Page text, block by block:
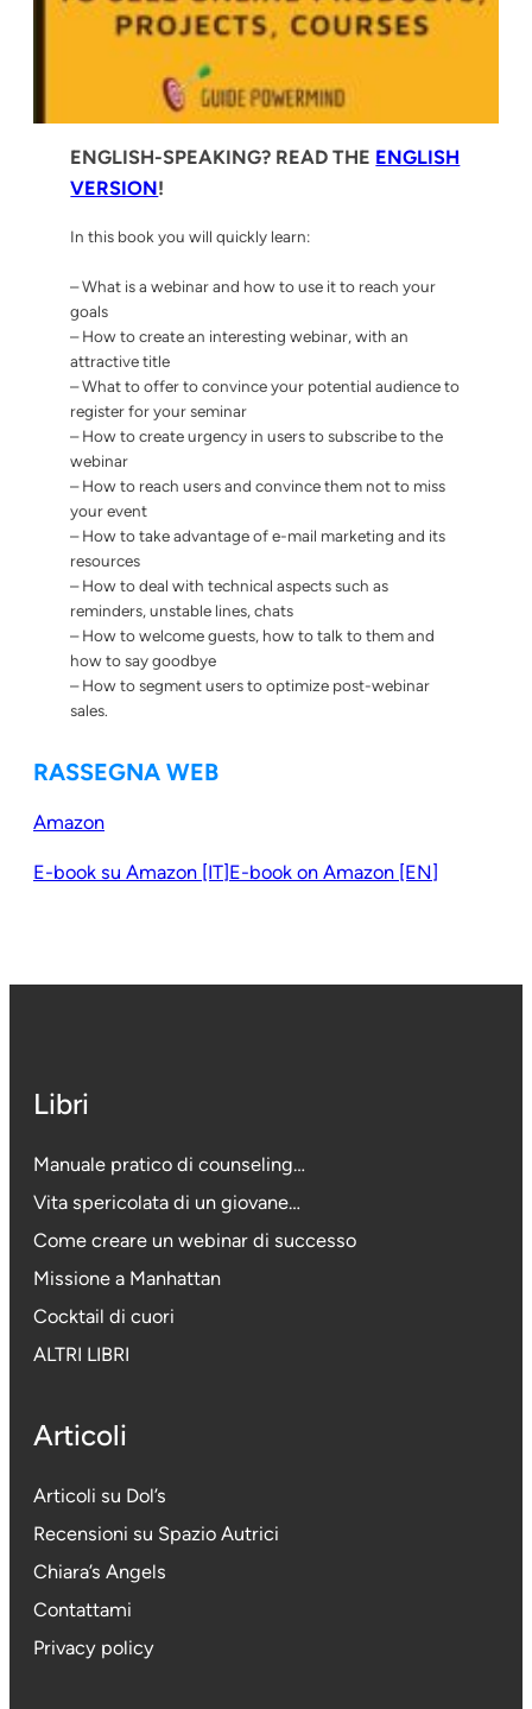
ENGLISH-SPEAKING? READ THE ENGLISH
VERSION!
In this book you willquickly learn:
– What is a webinar and how to use it to reach your
goals
– How to create an interesting webinar, with an
attractive title
– What to offer to convince your potential audience to
register for your seminar
– How to create urgency in users to subscribe to the
webinar
– How to reach users and convince them not to miss
your event
– How to take advantage of e-mail marketing and its
resources
– How to deal with technical aspects such as
reminders, unstable lines, chats
– How to welcome guests, how to talk to them and
how to say goodbye
– How to segment users to optimize post-webinar
sales.
RASSEGNA WEB
Amazon
E-book su Amazon [IT] E-book on Amazon [EN]
Libri
Manuale pratico di counseling…
Vita spericolata di un giovane…
Come creare un webinar di successo
Missione a Manhattan
Cocktail di cuori
ALTRI LIBRI
Articoli
Articoli su Dol’s
Recensioni su Spazio Autrici
Chiara’s Angels
Contattami
Privacy policy